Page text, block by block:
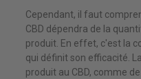
Cependant, il faut
CBD dépendra de la
produit. En effet, c'est la
qui définit son efficacité.
produit au CBD, comme